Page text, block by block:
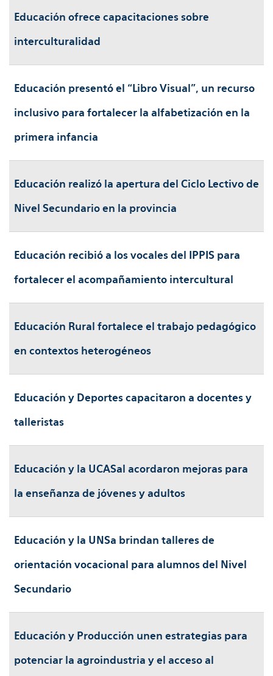
Educación ofrece capacitaciones sobre
interculturalidad
Educación presentó el “Libro Visual”, un recurso
inclusivo para fortalecer la alfabetización en la
primera infancia
Educación realizó la apertura del Ciclo Lectivo de
Nivel Secundario en la provincia
Educación recibió a los vocales del IPPIS para
fortalecer el acompañamiento intercultural
Educación Rural fortalece el trabajo pedagógico
en contextos heterogéneos
Educación y Deportes capacitaron a docentes y
talleristas
Educación y la UCASal acordaron mejoras para
la enseñanza de jóvenes y adultos
Educación y la UNSa brindan talleres de
orientación vocacional para alumnos del Nivel
Secundario
Educación y Producción unen estrategias para
potenciar la agroindustria y el acceso al